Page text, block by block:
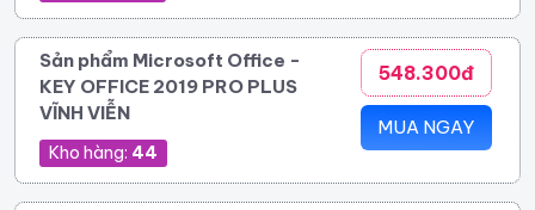
Sản phẩm Microsoft Office -
KEY OFFICE 2019 PRO PLUS
VĨNH VIỄN
Kho hàng: 44
548.300đ
MUA NGAY